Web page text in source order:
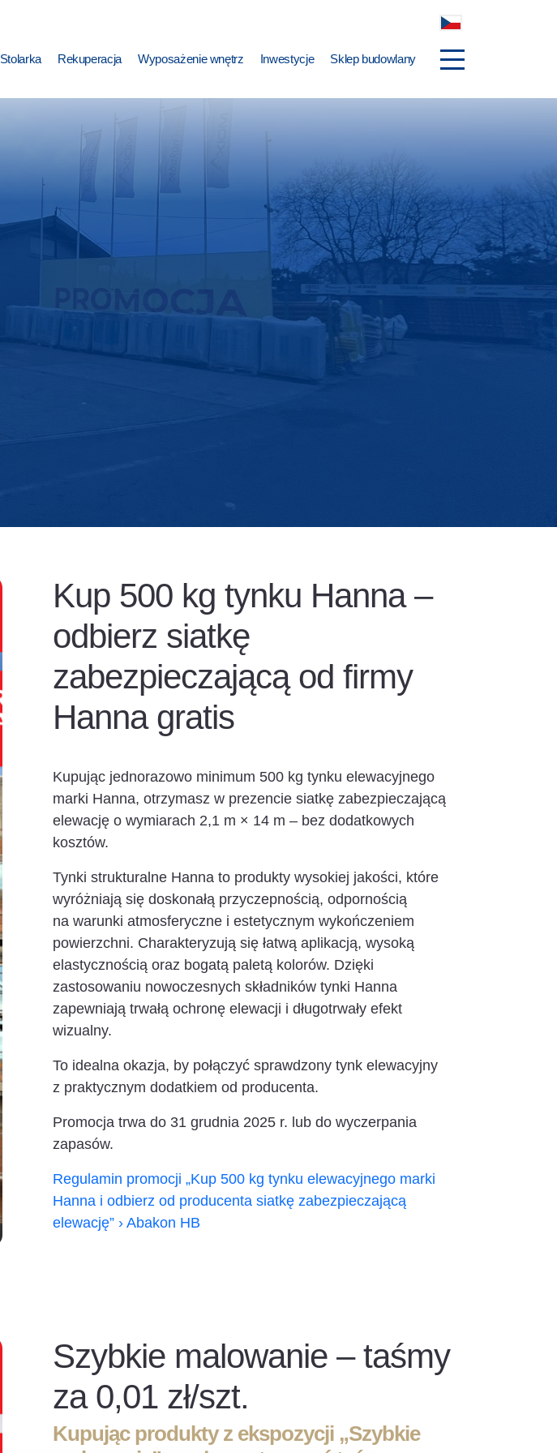
Stolarka Rekuperacja Wyposażenie wnętrz Inwestycje Sklep budowlany
Kup 500 kg tynku Hanna –
odbierz siatkę
zabezpieczającą od firmy
Hanna gratis
Kupując jednorazowo minimum 500 kg tynku elewacyjnego
marki Hanna, otrzymasz w prezencie siatkę zabezpieczającą
elewację o wymiarach 2,1 m × 14 m – bez dodatkowych
kosztów.
Tynki strukturalne Hanna to produkty wysokiej jakości, które
wyróżniają się doskonałą przyczepnością, odpornością
na warunki atmosferyczne i estetycznym wykończeniem
powierzchni. Charakteryzują się łatwą aplikacją, wysoką
elastycznością oraz bogatą paletą kolorów. Dzięki
zastosowaniu nowoczesnych składników tynki Hanna
zapewniają trwałą ochronę elewacji i długotrwały efekt
wizualny.
To idealna okazja, by połączyć sprawdzony tynk elewacyjny
z praktycznym dodatkiem od producenta.
Promocja trwa do 31 grudnia 2025 r. lub do wyczerpania
zapasów.
Regulamin promocji „Kup 500 kg tynku elewacyjnego marki
Hanna i odbierz od producenta siatkę zabezpieczającą
elewację” › Abakon HB
Szybkie malowanie – taśmy
za 0,01 zł/szt.
Kupując produkty z ekspozycji „Szybkie